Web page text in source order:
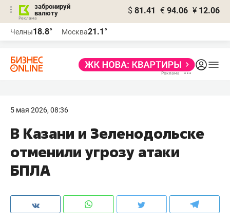
забронируй
валюту
$ 81.41 € 94.06 ¥ 12.06
Челны18.8° Москва21.1°
5 мая 2026, 08:36
В Казани и Зеленодольске
отменили угрозу атаки
БПЛА